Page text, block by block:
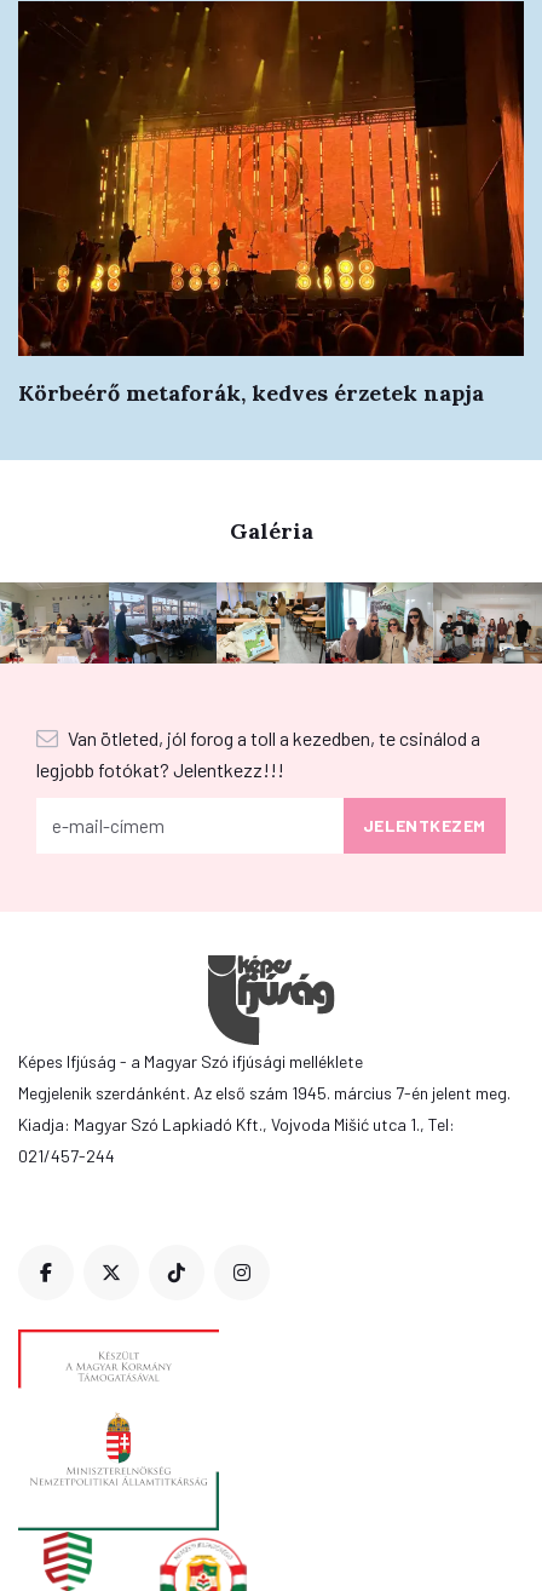
Körbeérő metaforák, kedves érzetek napja
Galéria
Van ötleted, jól forog a toll a kezedben, te csinálod a
legjobb fotókat? Jelentkezz!!!
Képes Ifjúság - a Magyar Szó ifjúsági melléklete
Megjelenik szerdánként. Az első szám 1945. március 7-én jelent meg.
Kiadja: Magyar Szó Lapkiadó Kft., Vojvoda Mišić utca 1., Tel:
021/457-244